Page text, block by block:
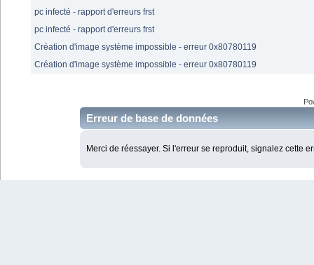
pc infecté - rapport d'erreurs frst
pc infecté - rapport d'erreurs frst
Création d'image système impossible - erreur 0x80780119
Création d'image système impossible - erreur 0x80780119
Erreur de base de données
Merci de réessayer. Si l'erreur se reproduit, signalez cette